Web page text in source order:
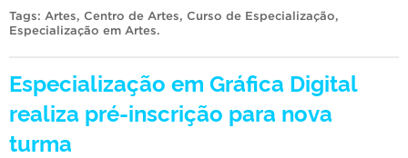
Tags: Artes, Centro de Artes, Curso de Especialização,
Especialização em Artes.
Especialização em Gráfica Digital
realiza pré-inscrição para nova
turma